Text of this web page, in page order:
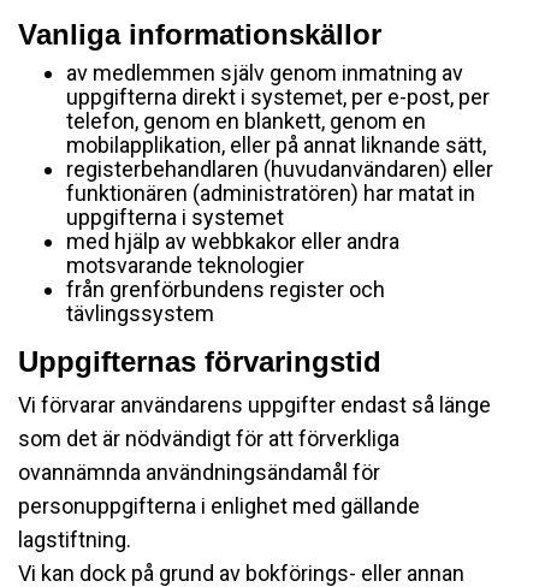
Vanliga informationskällor
av medlemmen själv genom inmatning av
uppgifterna direkt i systemet, per e-post, per
telefon, genom en blankett, genom en
mobilapplikation, eller på annat liknande sätt,
registerbehandlaren (huvudanvändaren) eller
funktionären (administratören) har matat in
uppgifterna i systemet
med hjälp av webbkakor eller andra
motsvarande teknologier
från grenförbundens register och
tävlingssystem
Uppgifternas förvaringstid
Vi förvarar användarens uppgifter endast så länge
som det är nödvändigt för att förverkliga
ovannämnda användningsändamål för
personuppgifterna i enlighet med gällande
lagstiftning.
Vi kan dock på grund av bokförings- eller annan